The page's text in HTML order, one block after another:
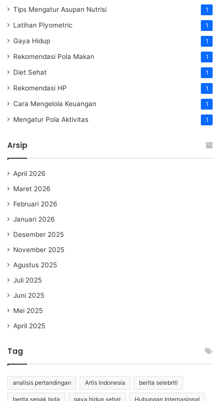
Tips Mengatur Asupan Nutrisi 1
Latihan Plyometric 1
Gaya Hidup 1
Rekomendasi Pola Makan 1
Diet Sehat 1
Rekomendasi HP 1
Cara Mengelola Keuangan 1
Mengatur Pola Aktivitas 1
Arsip
April 2026
Maret 2026
Februari 2026
Januari 2026
Desember 2025
November 2025
Agustus 2025
Juli 2025
Juni 2025
Mei 2025
April 2025
Tag
analisis pertandingan Artis Indonesia berita selebriti
berita sepak bola gaya hidup sehat Hubungan Internasional